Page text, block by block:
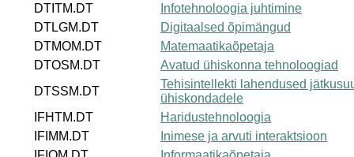
DTITM.DT
Infotehnoloogia juhtimine
DTLGM.DT
Digitaalsed õpimängud
DTMOM.DT
Matemaatikaõpetaja
DTOSM.DT
Avatud ühiskonna tehnoloogiad
DTSSM.DT
Tehisintellekti lahendused
ühiskondadele
IFHTM.DT
Haridustehnoloogia
IFIMM.DT
Inimese ja arvuti interaktsioon